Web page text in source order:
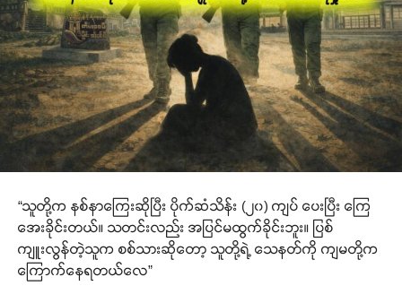
“သူတို့က နစ်နာကြေးဆိုပြီး ပိုက်ဆံသိန်း (၂၀) ကျပ် ပေးပြီး ကြေ
အေးခိုင်းတယ်။ သတင်းလည်း အပြင်မထွက်ခိုင်းဘူး။ ပြစ်
ကျူးလွန်တဲ့သူက စစ်သားဆိုတော့ သူတို့ရဲ့ သေနတ်ကို ကျမတို့က
ကြောက်နေရတယ်လေ”